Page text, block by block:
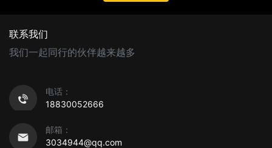
联系我们
我们一起同行的伙伴越来越多
电话：
18830052666
邮箱：
3034944@qq.com